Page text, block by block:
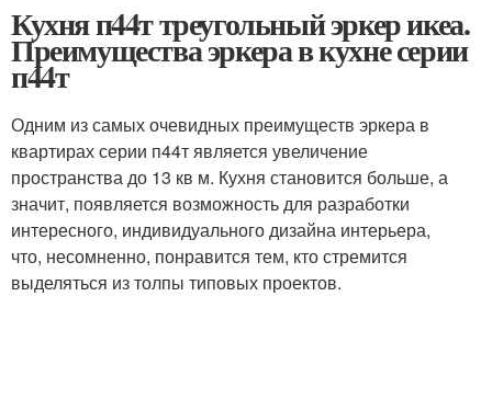
Кухня п44т треугольный эркер икеа.
Преимущества эркера в кухне серии
п44т
Одним из самых очевидных преимуществ эркера в
квартирах серии п44т является увеличение
пространства до 13 кв м. Кухня становится больше, а
значит, появляется возможность для разработки
интересного, индивидуального дизайна интерьера,
что, несомненно, понравится тем, кто стремится
выделяться из толпы типовых проектов.